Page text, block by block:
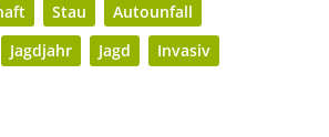
Stau
Autounfall
Jagdjahr Jagd
Invasiv